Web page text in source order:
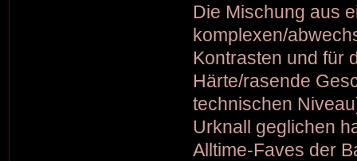
Die Mischung aus
komplexen/
Kontrasten und für
Härte/rasende
technischen
Urknall geglichen
Alltime-Faves der